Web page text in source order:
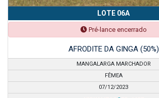
LOTE 06A
Pré-lance encerrado
AFRODITE DA GINGA (50%)
MANGALARGA MARCHADOR
FÊMEA
07/12/2023